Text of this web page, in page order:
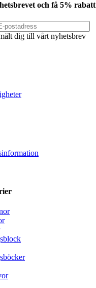
och få 5% rabatt
dig till vårt nyhetsbrev